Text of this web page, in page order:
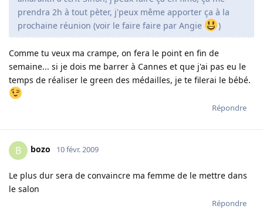
prendra 2h à tout pèter, j'peux même apporter ça à la
prochaine réunion (voir le faire faire par Angie
)
Comme tu veux ma crampe, on fera le point en fin de
semaine... si je dois me barrer à Cannes et que j'ai pas eu le
temps de réaliser le green des médailles, je te filerai le bébé.
Répondre
B bozo 10 févr. 2009
Le plus dur sera de convaincre ma femme de le mettre dans
le salon
Répondre